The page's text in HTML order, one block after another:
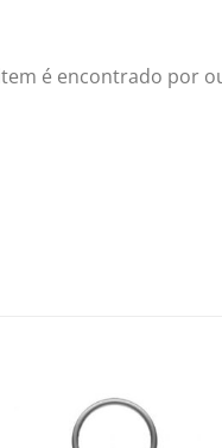
é encontrado por